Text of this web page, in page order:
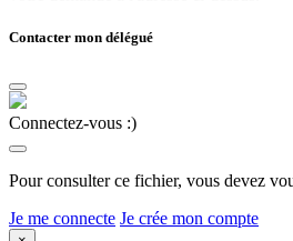
Contacter mon délégué
Connectez-vous :)
Pour consulter ce fichier, vous devez
Je me connecte Je crée mon compte